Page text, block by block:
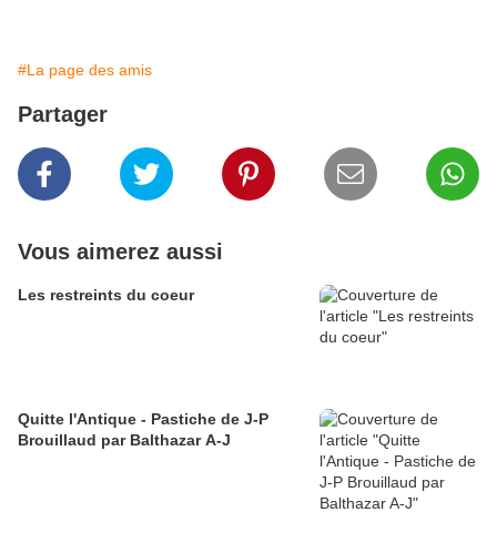
#La page des amis
Partager
Vous aimerez aussi
Les restreints du coeur
Quitte l'Antique - Pastiche de J-P
Brouillaud par Balthazar A-J